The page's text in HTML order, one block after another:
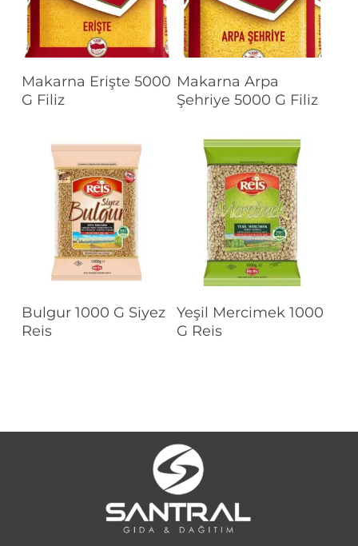
Devamını Oku
Makarna Erişte 5000
G Filiz
Devamını Oku
Makarna Arpa
Şehriye 5000 G Filiz
Devamını Oku
Bulgur 1000 G Siyez
Reis
Devamını Oku
Yeşil Mercimek 1000
G Reis